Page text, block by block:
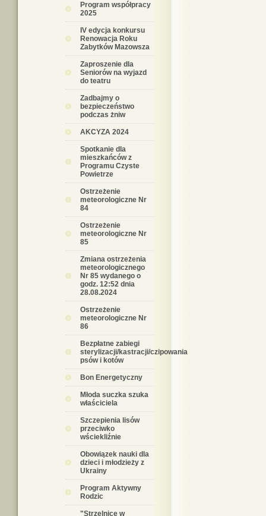
Program współpracy
2025
IV edycja konkursu
Renowacja Roku
Zabytków Mazowsza
Zaproszenie dla
Seniorów na wyjazd
do teatru
Zadbajmy o
bezpieczeństwo
podczas żniw
AKCYZA 2024
Spotkanie dla
mieszkańców z
Programu Czyste
Powietrze
Ostrzeżenie
meteorologiczne Nr
84
Ostrzeżenie
meteorologiczne Nr
85
Zmiana ostrzeżenia
meteorologicznego
Nr 85 wydanego o
godz. 12:52 dnia
28.08.2024
Ostrzeżenie
meteorologiczne Nr
86
Bezpłatne zabiegi
sterylizacji/kastracji/czipowania
psów i kotów
Bon Energetyczny
Młoda suczka szuka
właściciela
Szczepienia lisów
przeciwko
wściekliźnie
Obowiązek nauki dla
dzieci i młodzieży z
Ukrainy
Program Aktywny
Rodzic
"Strzelnice w